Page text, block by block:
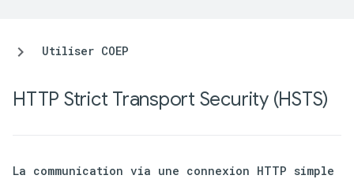
Utiliser COEP
HTTP Strict Transport Security (HSTS)
La communication via une connexion HTTP simple